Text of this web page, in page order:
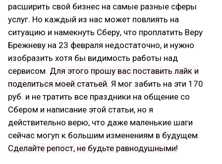
расширить свой бизнес на самые разные сферы
услуг. Но каждый из нас может повлиять на
ситуацию и намекнуть Сберу, что проплатить Веру
Брежневу на 23 февраля недостаточно, и нужно
изобразить хотя бы видимость работы над
сервисом. Для этого прошу вас поставить лайк и
поделиться моей статьей. Я мог забить на эти 170
руб. и не тратить все праздники на общение со
Сбером и написание этой статьи, но я
действительно верю, что даже маленькие шаги
сейчас могуn к большим изменениям в будущем.
Сделайте репост, не будьте равнодушными!